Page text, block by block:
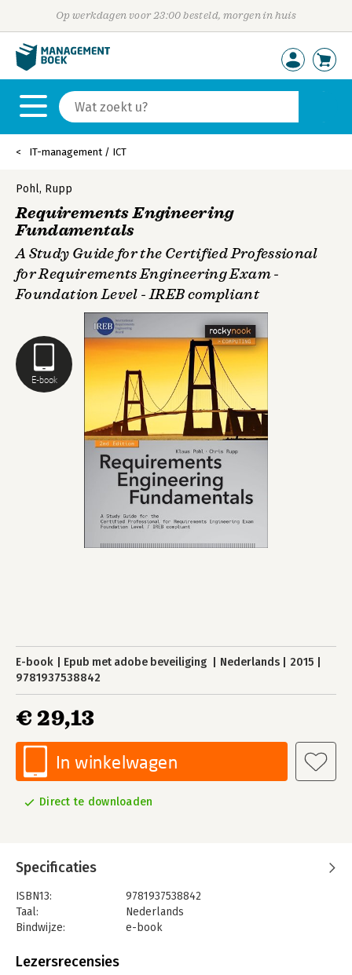
Op werkdagen voor 23:00 besteld, morgen in huis
IT-management / ICT
E-book
Pohl, Rupp
Requirements Engineering
Fundamentals
A Study Guide for the Certified Professional
for Requirements Engineering Exam -
Foundation Level - IREB compliant
E-book Epub met adobe beveiliging Nederlands
2015
9781937538842
€ 29,13
In winkelwagen
Direct te downloaden
Specificaties
ISBN13:
9781937538842
Taal:
Nederlands
Bindwijze:
e-book
Bestandsformaat:
Lezersrecensies